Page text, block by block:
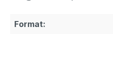
Format: